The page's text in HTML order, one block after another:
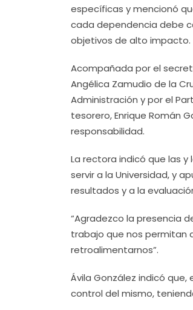
específicas y mencionó
cada dependencia debe
objetivos de alto impacto.
Acompañada por el
Angélica Zamudio de la
Administración y por el
tesorero, Enrique Román
responsabilidad.
La rectora indicó que las
servir a la Universidad, y
resultados y a la
“Agradezco la presencia
trabajo que nos permitan
retroalimentarnos”.
Ávila González indicó
control del mismo,